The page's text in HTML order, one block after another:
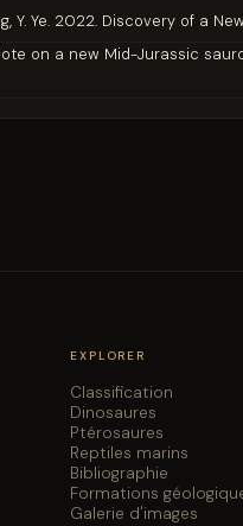
Y. Ye. 2022. Discovery of a
on a new Mid-Jurassic
EXPLORER
Classification
Dinosaures
Ptérosaures
Reptiles marins
Bibliographie
Formations
Galerie d'images